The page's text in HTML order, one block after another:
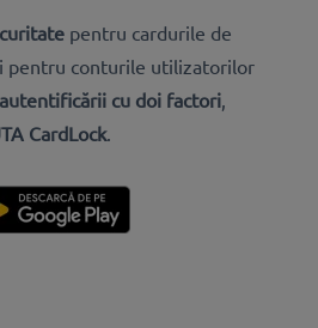
pentru cardurile de
pentru conturile utilizatorilor
autentificării cu doi factori
CardLock.